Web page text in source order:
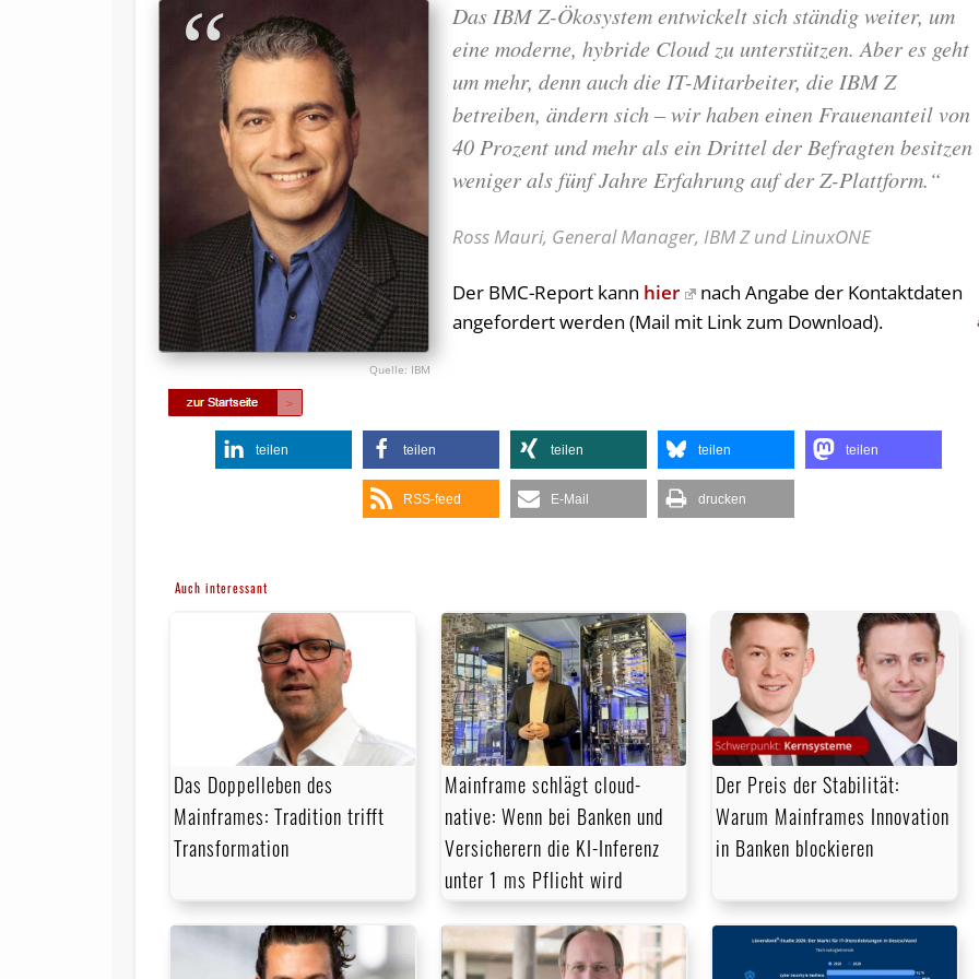
IBM
Das IBM Z-Ökosystem entwickelt sich ständig weiter, um
eine moderne, hybride Cloud zu unterstützen. Aber es geht
um mehr, denn auch die IT-Mitarbeiter, die IBM Z
betreiben, ändern sich – wir haben einen Frauenanteil von
40 Prozent und mehr als ein Drittel der Befragten besitzen
weniger als fünf Jahre Erfahrung auf der Z-Plattform.“
Ross Mauri, General Manager, IBM Z und LinuxONE
Der BMC-Report kann hier
nach Angabe der Kontaktdaten
angefordert werden (Mail mit Link zum Download).
teilen teilen teilen teilen teilen
RSS-feed E-Mail drucken
Auch interessant
Das Doppelleben des
Mainframes: Tradition trifft
Transformation
Mainframe schlägt cloud-
native: Wenn bei Banken und
Versicherern die KI-Inferenz
unter 1 ms Pflicht wird
Der Preis der Stabilität:
Warum Mainframes Innovation
in Banken blockieren